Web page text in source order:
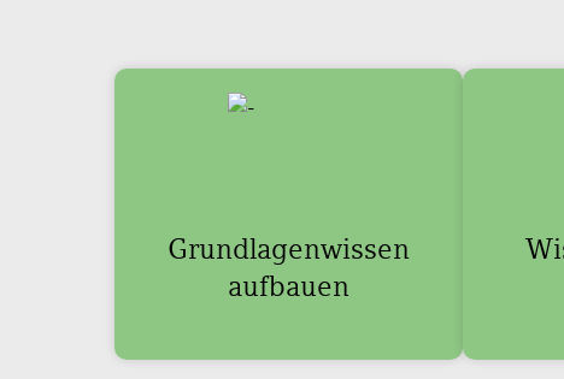
Grundlagenwissen
aufbauen